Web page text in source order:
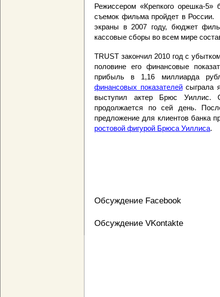
Режиссером «Крепкого орешка-
съемок фильма пройдет в
экраны в 2007 году, бюджет
кассовые сборы во всем мире
TRUST закончил 2010 год с
половине его финансовые
прибыль в 1,16 миллиарда
финансовых показателейсыграла
выступил актер Брюс
продолжается по сей день.
предложение для клиентов банка
ростовой фигурой Брюса Уиллиса.
Обсуждение Facebook
Обсуждение VKontakte